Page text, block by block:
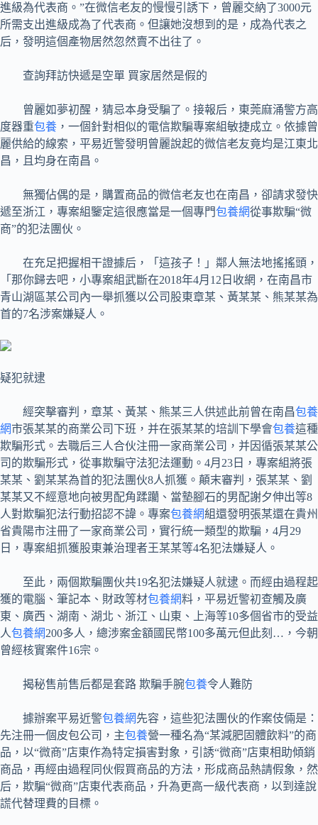
進級為代表商。”在微信老友的慢慢引誘下，曾麗交納了3000元
所需支出進級成為了代表商。但讓她沒想到的是，成為代表之
后，發明這個產物居然忽然賣不出往了。
查詢拜訪快遞是空單 買家居然是假的
曾麗如夢初醒，猜忌本身受騙了。接報后，東莞麻涌警方高
度器重包養 ，一個針對相似的電信欺騙專案組敏捷成立。依據曾
麗供給的線索，平易近警發明曾麗說起的微信老友竟均是江東北
昌，且均身在南昌。
無獨佔偶的是，購置商品的微信老友也在南昌，卻請求發快
遞至浙江，專案組鑒定這很應當是一個專門包養網從事欺騙“微
商”的犯法團伙。
在充足把握相干證據后，「這孩子！」鄰人無法地搖搖頭，
「那你歸去吧，小專案組武斷在2018年4月12日收網，在南昌市
青山湖區某公司內一舉抓獲以公司股東章某、黃某某、熊某某為
首的7名涉案嫌疑人。
疑犯就逮
經突擊審判，章某、黃某、熊某三人供述此前曾在南昌包養
網市張某某的商業公司下班，并在張某某的培訓下學會包養這種
欺騙形式。去職后三人合伙注冊一家商業公司，并因循張某某公
司的欺騙形式，從事欺騙守法犯法運動。4月23日，專案組將張
某某、劉某某為首的犯法團伙8人抓獲。顛末審判，張某某、劉
某某又不經意地向被男配角蹂躪、當墊腳石的男配謝夕伸出等8
人對欺騙犯法行動招認不諱。專案包養網組還發明張某還在貴州
省貴陽市注冊了一家商業公司，實行統一類型的欺騙，4月29
日，專案組抓獲股東兼治理者王某某等4名犯法嫌疑人。
至此，兩個欺騙團伙共19名犯法嫌疑人就逮。而經由過程起
獲的電腦、筆記本、財政等材包養網料，平易近警初查觸及廣
東、廣西、湖南、湖北、浙江、山東、上海等10多個省市的受益
人包養網200多人，總涉案金額國民幣100多萬元但此刻…，今朝
曾經核實案件16宗。
揭秘售前售后都是套路 欺騙手腕包養令人難防
據辦案平易近警包養網先容，這些犯法團伙的作案伎倆是：
先注冊一個皮包公司，主包養營一種名為“某減肥固體飲料”的商
品，以“微商”店東作為特定損害對象，引誘“微商”店東相助傾銷
商品，再經由過程同伙假買商品的方法，形成商品熱請假象，然
后，欺騙“微商”店東代表商品，升為更高一級代表商，以到達說
謊代替理費的目標。